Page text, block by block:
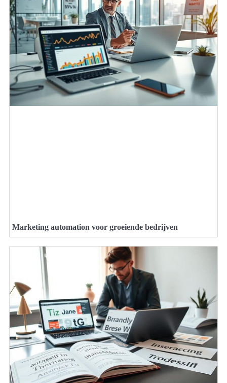
Marketing automation voor groeiende bedrijven